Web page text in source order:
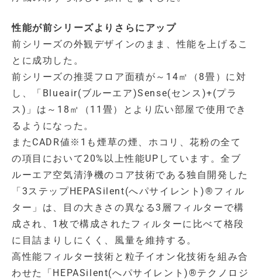
性能が前シリーズよりさらにアップ
前シリーズの外観デザインのまま、性能を上げるこ
とに成功した。
前シリーズの推奨フロア面積が～14㎡（8畳）に対
し、「Blueair(ブルーエア)Sense(センス)+(プラ
ス)」は～18㎡（11畳）とより広い部屋で使用でき
るようになった。
またCADR値※1も煙草の煙、ホコリ、花粉の全て
の項目において20%以上性能UPしています。全ブ
ルーエア空気清浄機のコア技術である独自開発した
「3ステップHEPASilent(へパサイレント)®フィル
ター」は、目の大きさの異なる3層フィルターで構
成され、1枚で構成されたフィルターに比べて格段
に目詰まりしにくく、風量を維持する。
高性能フィルター技術と粒子イオン化技術を組み合
わせた「HEPASilent(へパサイレント)®テクノロジ